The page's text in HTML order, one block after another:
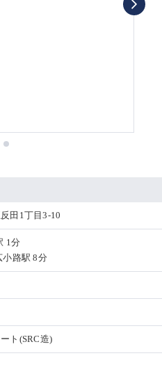
田1丁目3-10
1分
小路駅 8分
ト(SRC造)